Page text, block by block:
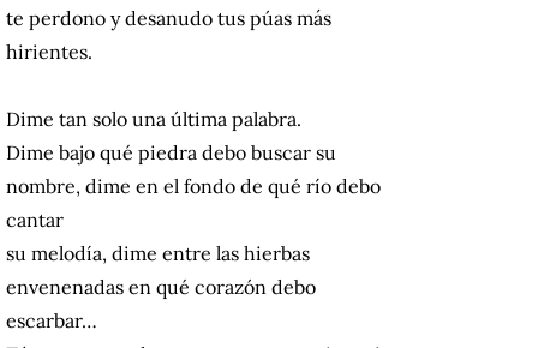
te perdono y desanudo tus púas más
hirientes.
Dime tan solo una última palabra.
Dime bajo qué piedra debo buscar su
nombre, dime en el fondo de qué río debo
cantar
su melodía, dime entre las hierbas
envenenadas en qué corazón debo
escarbar…